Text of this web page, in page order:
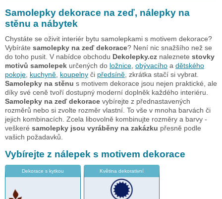
Samolepky dekorace na zeď, nálepky na
stěnu a nábytek
Chystáte se oživit interiér bytu samolepkami s motivem dekorace?
Vybíráte samolepky na zeď dekorace? Není nic snažšího než se
do toho pusit. V nabídce obchodu Dekolepky.cz naleznete stovky
motivů samolepek určených do ložnice obývacího a dětského
pokoje kuchyně koupelny či předsíně , zkrátka stačí si vybrat.
Samolepky na stěnu s motivem dekorace jsou nejen praktické, ale
díky své ceně tvoří dostupný moderní doplněk každého interiéru.
Samolepky na zeď dekorace vybírejte z přednastavených
rozměrů nebo si zvolte rozměr vlastní. To vše v mnoha barvách či
jejich kombinacích. Zcela libovolně kombinujte rozměry a barvy -
veškeré samolepky jsou vyráběny na zakázku přesně podle
vašich požadavků.
Vybírejte z nálepek s motivem dekorace
Dekorace s kytkou Květina dekorativní